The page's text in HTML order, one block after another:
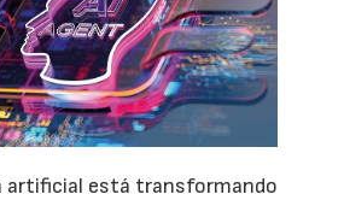
artificial está transformando